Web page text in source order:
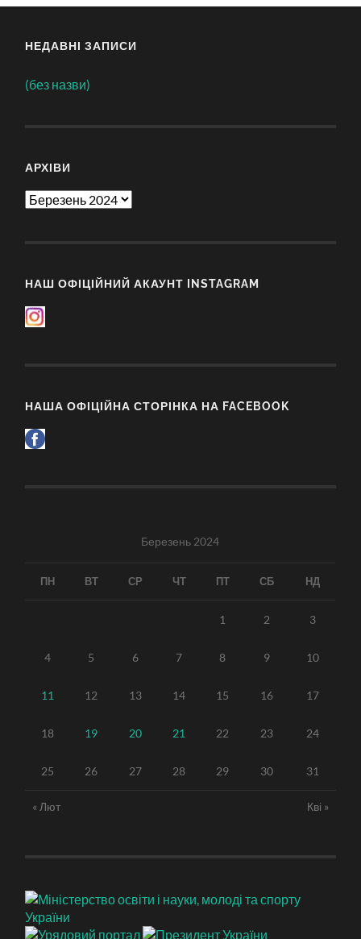
НЕДАВНІ ЗАПИСИ
(без назви)
АРХІВИ
Архіви
НАШ ОФІЦІЙНИЙ АКАУНТ INSTAGRAM
НАША ОФІЦІЙНА СТОРІНКА НА FACEBOOK
Березень 2024
ПН ВТ СР ЧТ ПТ СБ НД
1 2 3
4 5 6 7 8 9 10
11 12 13 14 15 16 17
18 19 20 21 22 23 24
25 26 27 28 29 30 31
« Лют Кві »